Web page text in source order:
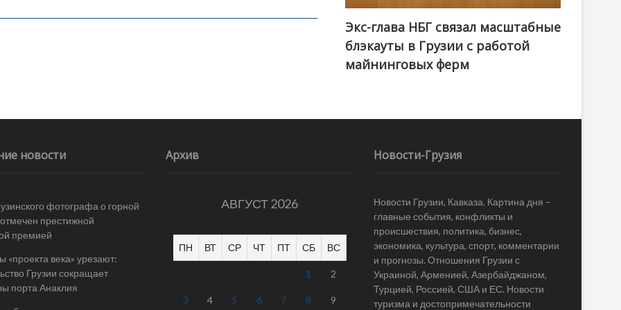
Экс-глава НБГ связал масштабные
блэкауты в Грузии с работой
майнинговых ферм
новости
фотографа о горной
престижной
премией
«проекта века» урезают:
Грузии сокращает
порта Анаклия
Архив
АВГУСТ 2026
ПН ВТ СР ЧТ ПТ СБ ВС
1 2
3 4 5 6 7 8 9
Новости-Грузия
Новости Грузии, Кавказа. Картина дня –
главные события, конфликты и
происшествия, политика, бизнес,
экономика, культура, спорт, комментарии
и прогнозы. Отношения Грузии с
Украиной, Арменией, Азербайджаном,
Турцией, Россией, США и ЕС. Новости
туризма и достопримечательности